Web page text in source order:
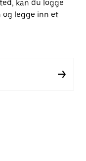
kan du logge
og legge inn et